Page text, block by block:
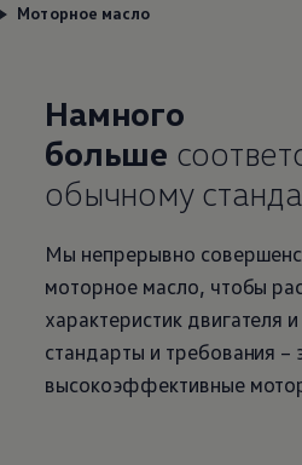
Моторное масло
Намного
больше
обычному
Мы непрерывно
моторное масло, чтобы
характеристик двигателя
стандарты и требования –
высокоэффективные